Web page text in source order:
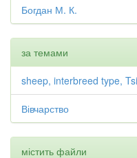
Богдан М. К.
за темами
sheep, interbreed type,
Вівчарство
містить файли